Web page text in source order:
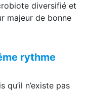
diversifié et
majeur de bonne
rythme
n’existe pas